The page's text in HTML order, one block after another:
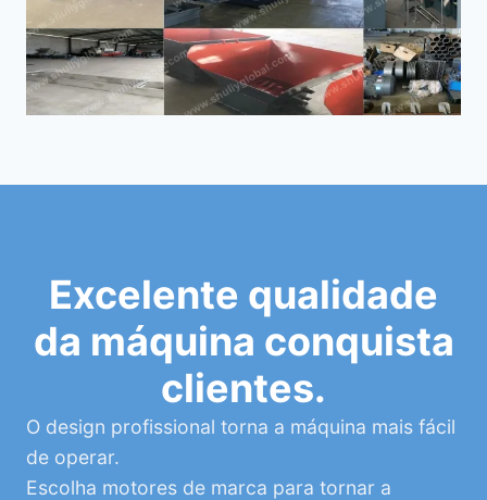
Excelente qualidade
da máquina conquista
clientes.
O design profissional torna a máquina mais fácil
de operar.
Escolha motores de marca para tornar a